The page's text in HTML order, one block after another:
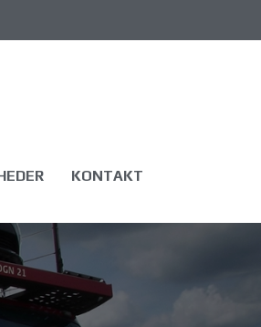
KONTAKT